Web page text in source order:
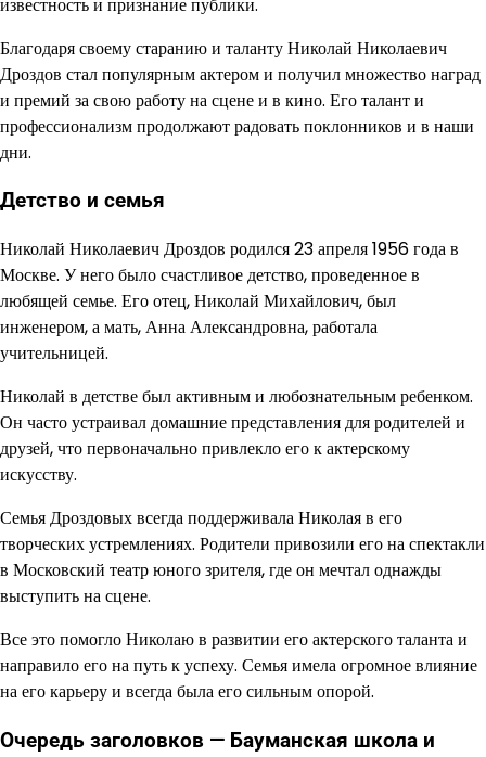
Благодаря своему старанию и таланту Николай Николаевич
Дроздов стал популярным актером и получил множество наград
и премий за свою работу на сцене и в кино. Его талант и
профессионализм продолжают радовать поклонников и в наши
дни.
Детство и семья
Николай Николаевич Дроздов родился 23 апреля 1956 года в
Москве. У него было счастливое детство, проведенное в
любящей семье. Его отец, Николай Михайлович, был
инженером, а мать, Анна Александровна, работала
учительницей.
Николай в детстве был активным и любознательным ребенком.
Он часто устраивал домашние представления для родителей и
друзей, что первоначально привлекло его к актерскому
искусству.
Семья Дроздовых всегда поддерживала Николая в его
творческих устремлениях. Родители привозили его на спектакли
в Московский театр юного зрителя, где он мечтал однажды
выступить на сцене.
Все это помогло Николаю в развитии его актерского таланта и
направило его на путь к успеху. Семья имела огромное влияние
на его карьеру и всегда была его сильным опорой.
Очередь заголовков — Бауманская школа и